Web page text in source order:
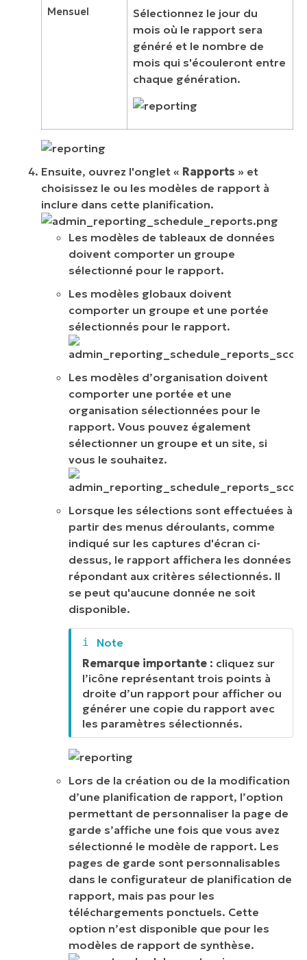
Mensuel
Sélectionnez le jour du
mois où le rapport sera
généré et le nombre de
mois qui s'écouleront entre
chaque génération.
Ensuite, ouvrez l'onglet « Rapports » et
choisissez le ou les modèles de rapport à
inclure dans cette planification.
Les modèles de tableaux de données
doivent comporter un groupe
sélectionné pour le rapport.
Les modèles globaux doivent
comporter un groupe et une portée
sélectionnés pour le rapport.
Les modèles d’organisation doivent
comporter une portée et une
organisation sélectionnées pour le
rapport. Vous pouvez également
sélectionner un groupe et un site, si
vous le souhaitez.
Lorsque les sélections sont effectuées à
partir des menus déroulants, comme
indiqué sur les captures d'écran ci-
dessus, le rapport affichera les données
répondant aux critères sélectionnés. Il
se peut qu'aucune donnée ne soit
disponible.
Remarque importante : cliquez sur
l’icône représentant trois points à
droite d’un rapport pour afficher ou
générer une copie du rapport avec
les paramètres sélectionnés.
Lors de la création ou de la modification
d’une planification de rapport, l’option
permettant de personnaliser la page de
garde s’affiche une fois que vous avez
sélectionné le modèle de rapport. Les
pages de garde sont personnalisables
dans le configurateur de planification de
rapport, mais pas pour les
téléchargements ponctuels. Cette
option n’est disponible que pour les
modèles de rapport de synthèse.